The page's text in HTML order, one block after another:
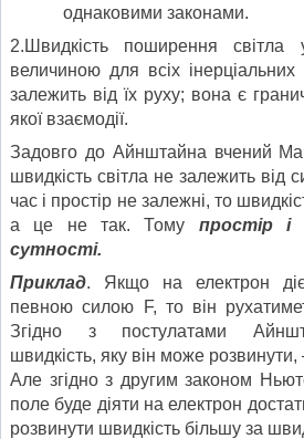
однаковими законами.
2.Швидкість поширення
величиною для всіх інерціальних
залежить від їх руху; вона є
якої взаємодії.
Задовго до Айнштайна вчений
швидкість світла не залежить від
час і простір не залежні, то
а це не так. Тому простір і
сутності.
Приклад. Якщо на електрон
певною силою F, то він
Згідно з постулатами
швидкість, яку він може розвинути,
Але згідно з другим законом
поле буде діяти на електрон
розвинути швидкість більшу за